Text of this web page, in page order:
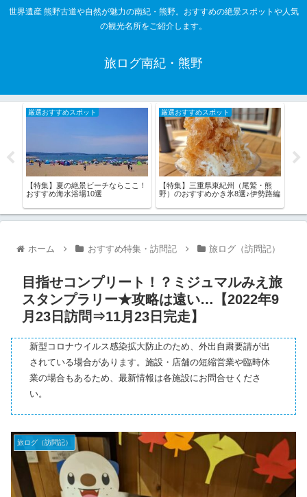
世界遺産 熊野古道や自然が魅力の南紀・熊野。おすすめの絶景スポットや人気
の観光名所をご紹介します。
旅ログ南紀・熊野
厳選おすすめスポット
【特集】夏の絶景ビーチならここ！
おすすめ海水浴場10選
厳選おすすめスポット
【特集】三重県東紀州（尾鷲・熊
野）のおすすめかき氷8選♪伊勢路編
ホーム おすすめ特集・訪問記 旅ログ（訪問記）
目指せコンプリート！？ミジュマルみえ旅
スタンプラリー★攻略は遠い…【2022年9
月23日訪問⇒11月23日完走】
新型コロナウイルス感染拡大防止のため、外出自粛要請が出
されている場合があります。施設・店舗の短縮営業や臨時休
業の場合もあるため、最新情報は各施設にお問合せくださ
い。
旅ログ（訪問記）